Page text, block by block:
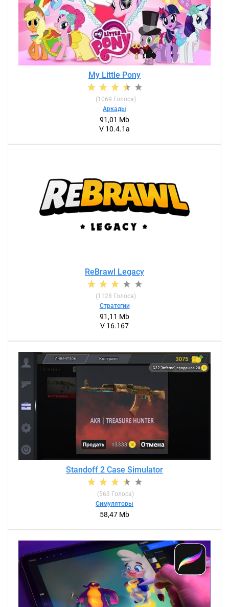
My Little Pony
(1069 Голоса)
Аркады
91,01 Mb
V 10.4.1a
ReBrawl Legacy
(1128 Голоса)
Стратегии
91,11 Mb
V 16.167
Standoff 2 Case Simulator
(563 Голоса)
Симуляторы
58,47 Mb